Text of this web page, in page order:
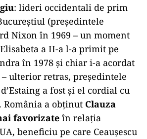
: lideri occidentali de prim
(președintele
Nixon în 1969 – un moment
a II-a l-a primit pe
în 1978 și chiar i-a acordat
ulterior retras, președintele
a fost și el cordial cu
România a obținut Clauza
favorizate în relația
beneficiu pe care Ceaușescu